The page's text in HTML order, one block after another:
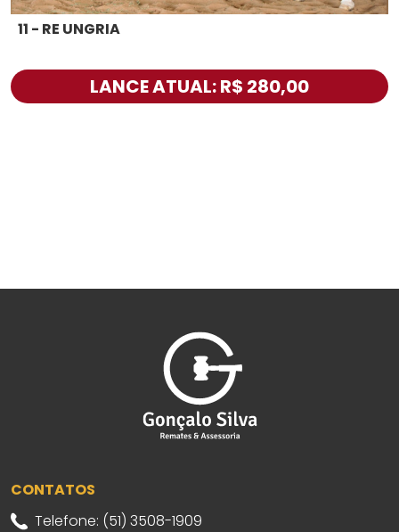
11 - RE UNGRIA
LANCE ATUAL: R$ 280,00
CONTATOS
Telefone: (51) 3508-1909